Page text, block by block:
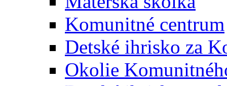
Komunitné centrum
Detské ihrisko za
Okolie